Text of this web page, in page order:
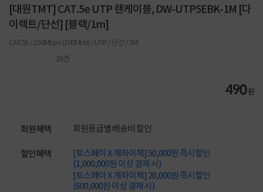
[대원TMT] CAT.5e UTP 랜케이블, DW-UTP5EBK-1M [다
이렉트/단선] [블랙/1m]
CAT.5E / 150Mbps (100MHz) / UTP / 단선 / 1M
15건
490원
회원혜택 회원등급별 배송비 할인
할인혜택
[토스페이 X 계좌이체] 50,000원 즉시할인
(1,000,000원 이상 결제 시)
[토스페이 X 계좌이체] 20,000원 즉시할인
(600,000원 이상 결제 시)